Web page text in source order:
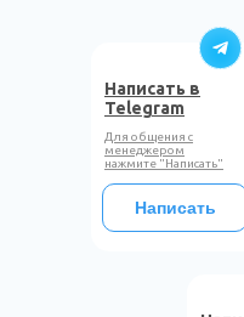
Написать в
Telegram
Для общения с
менеджером
нажмите "Написать"
Написать